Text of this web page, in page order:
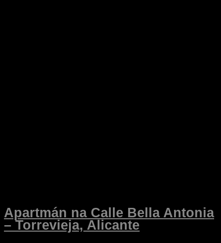
Apartmán na Calle Bella Antonia
– Torrevieja, Alicante